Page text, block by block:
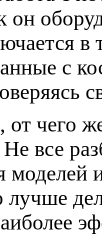
он
с
чего
все
моделей
лучше